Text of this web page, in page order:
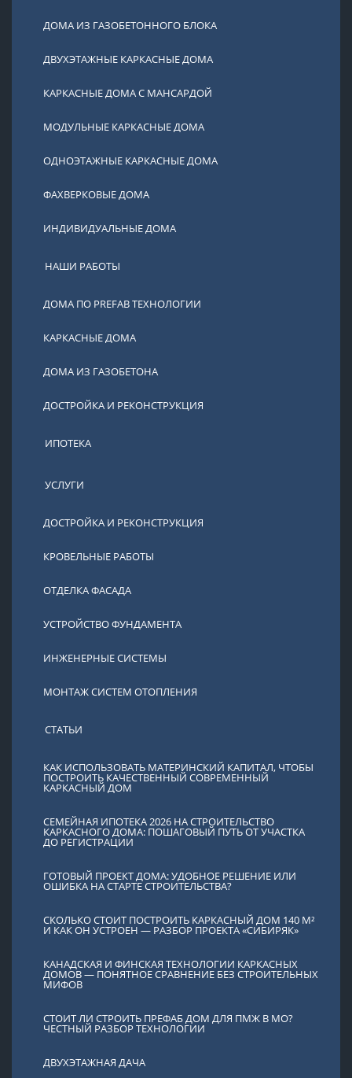
ДОМА ИЗ ГАЗОБЕТОННОГО БЛОКА
ДВУХЭТАЖНЫЕ КАРКАСНЫЕ ДОМА
КАРКАСНЫЕ ДОМА С МАНСАРДОЙ
МОДУЛЬНЫЕ КАРКАСНЫЕ ДОМА
ОДНОЭТАЖНЫЕ КАРКАСНЫЕ ДОМА
ФАХВЕРКОВЫЕ ДОМА
ИНДИВИДУАЛЬНЫЕ ДОМА
НАШИ РАБОТЫ
ДОМА ПО PREFAB ТЕХНОЛОГИИ
КАРКАСНЫЕ ДОМА
ДОМА ИЗ ГАЗОБЕТОНА
ДОСТРОЙКА И РЕКОНСТРУКЦИЯ
ИПОТЕКА
УСЛУГИ
ДОСТРОЙКА И РЕКОНСТРУКЦИЯ
КРОВЕЛЬНЫЕ РАБОТЫ
ОТДЕЛКА ФАСАДА
УСТРОЙСТВО ФУНДАМЕНТА
ИНЖЕНЕРНЫЕ СИСТЕМЫ
МОНТАЖ СИСТЕМ ОТОПЛЕНИЯ
СТАТЬИ
КАК ИСПОЛЬЗОВАТЬ МАТЕРИНСКИЙ КАПИТАЛ, ЧТОБЫ
ПОСТРОИТЬ КАЧЕСТВЕННЫЙ СОВРЕМЕННЫЙ
КАРКАСНЫЙ ДОМ
СЕМЕЙНАЯ ИПОТЕКА 2026 НА СТРОИТЕЛЬСТВО
КАРКАСНОГО ДОМА: ПОШАГОВЫЙ ПУТЬ ОТ УЧАСТКА
ДО РЕГИСТРАЦИИ
ГОТОВЫЙ ПРОЕКТ ДОМА: УДОБНОЕ РЕШЕНИЕ ИЛИ
ОШИБКА НА СТАРТЕ СТРОИТЕЛЬСТВА?
СКОЛЬКО СТОИТ ПОСТРОИТЬ КАРКАСНЫЙ ДОМ 140 М²
И КАК ОН УСТРОЕН — РАЗБОР ПРОЕКТА «СИБИРЯК»
КАНАДСКАЯ И ФИНСКАЯ ТЕХНОЛОГИИ КАРКАСНЫХ
ДОМОВ — ПОНЯТНОЕ СРАВНЕНИЕ БЕЗ СТРОИТЕЛЬНЫХ
МИФОВ
СТОИТ ЛИ СТРОИТЬ ПРЕФАБ ДОМ ДЛЯ ПМЖ В МО?
ЧЕСТНЫЙ РАЗБОР ТЕХНОЛОГИИ
ДВУХЭТАЖНАЯ ДАЧА